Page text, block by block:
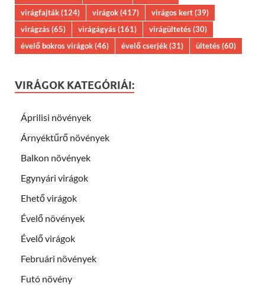
virágfajták(124) virágok(417) virágos kert(39)
virágzás(65) virágágyás(161) virágültetés(30)
évelő bokros virágok(46) évelő cserjék(31) ültetés(60)
VIRÁGOK KATEGÓRIÁI:
Áprilisi növények
Árnyéktűrő növények
Balkon növények
Egynyári virágok
Ehető virágok
Évelő növények
Évelő virágok
Februári növények
Futó növény